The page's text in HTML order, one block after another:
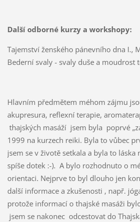
Další odborné kurzy a workshopy:
Tajemství ženského pánevního dna I.,
Bederní svaly - svaly duše a moudrost
Hlavním předmětem méhom zájmu
akupresura, reflexní terapie,
thajských masáží jsem byla poprvé
1999 na kurzech reiki. Byla to vůbec
jsem se v životě setkala a byla to
spíše dotek :-). A bylo rozhodnuto o
orientaci. Nejprve to byl dlouho jen
další informace a zkušenosti , např.
protože informací o thajské masáži
jsem se nakonec odcestovat do